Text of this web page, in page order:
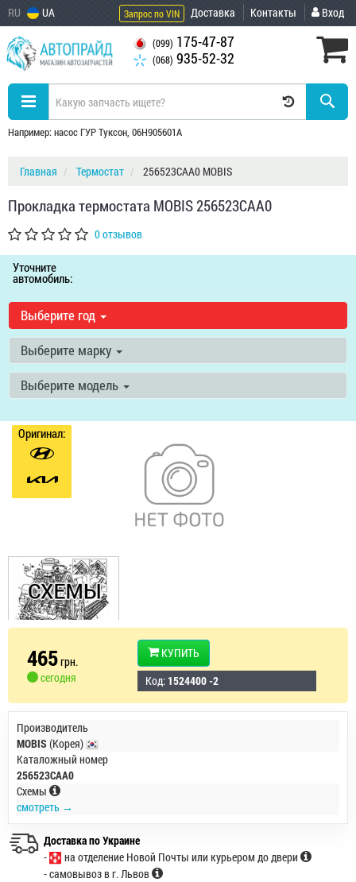
RU UA Запрос по VIN Доставка Контакты Вход
(099) 175-47-87
(068) 935-52-32
Например: насос ГУР Туксон, 06H905601A
Главная Термостат 256523CAA0 MOBIS
Прокладка термостата MOBIS 256523CAA0
0 отзывов
Уточните
автомобиль:
Выберите год
Выберите марку
Выберите модель
Оригинал:
465грн.
сегодня
КУПИТЬ
Код: 1524400 -2
Производитель
MOBIS (Корея)
Каталожный номер
256523CAA0
Схемы
смотреть →
Доставка по Украине
-
на отделение Новой Почты или курьером до двери
- самовывоз в г. Львов